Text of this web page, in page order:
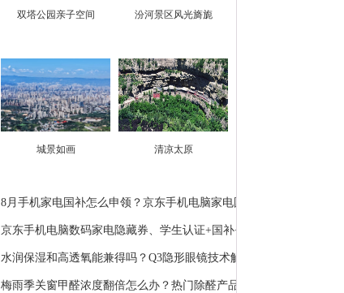
双塔公园亲子空间 汾河景区风光旖旎
城景如画 清凉太原
8月手机家电国补怎么申领？京东手机电脑家电国补领...
京东手机电脑数码家电隐藏券、学生认证+国补+苹果...
水润保湿和高透氧能兼得吗？Q3隐形眼镜技术解析：...
梅雨季关窗甲醛浓度翻倍怎么办？热门除醛产品推荐